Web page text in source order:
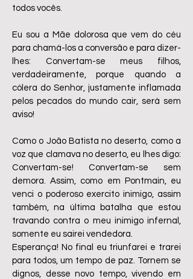
todos vocês.
Eu sou a Mãe dolorosa que vem do céu
para chamá-los a conversão e para dizer-
lhes: Convertam-se meus filhos,
verdadeiramente, porque quando a
cólera do Senhor, justamente inflamada
pelos pecados do mundo cair, será sem
aviso!
Como o João Batista no deserto, como a
voz que clamava no deserto, eu lhes digo:
Convertam-se! Convertam-se sem
demora. Assim, como em Pontmain, eu
venci o poderoso exercito inimigo, assim
também, na última batalha que estou
travando contra o meu inimigo infernal,
somente eu sairei vendedora.
Esperança! No final eu triunfarei e trarei
para todos, um tempo de paz. Tornem se
dignos, desse novo tempo, vivendo em